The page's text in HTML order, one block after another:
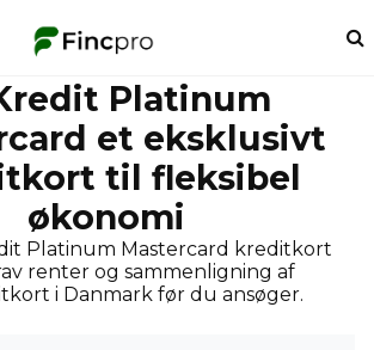
Platinum
et eksklusivt
til fleksibel
økonomi
Platinum Mastercard kreditkort
renter og sammenligning af
i Danmark før du ansøger.